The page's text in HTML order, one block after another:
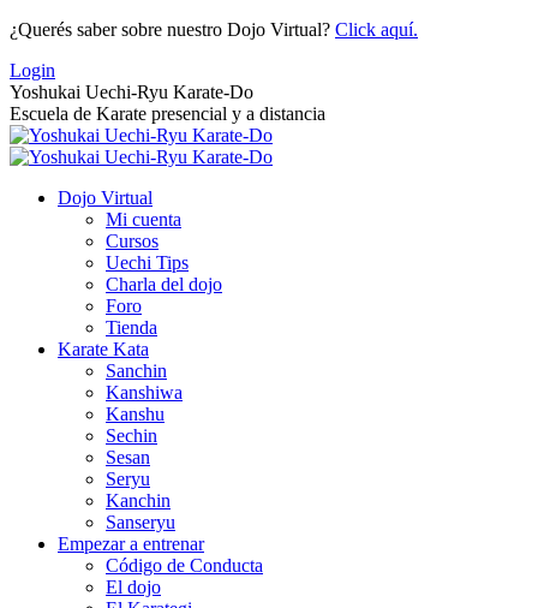
Saltar
contenido
¿Querés saber sobre nuestro Dojo Virtual? Click aquí.
Login
Yoshukai Uechi-Ryu Karate-Do
Escuela de Karate presencial y a distancia
Dojo Virtual
Mi cuenta
Cursos
Uechi Tips
Charla del dojo
Foro
Tienda
Karate Kata
Sanchin
Kanshiwa
Kanshu
Sechin
Sesan
Seryu
Kanchin
Sanseryu
Empezar a entrenar
Código de Conducta
El dojo